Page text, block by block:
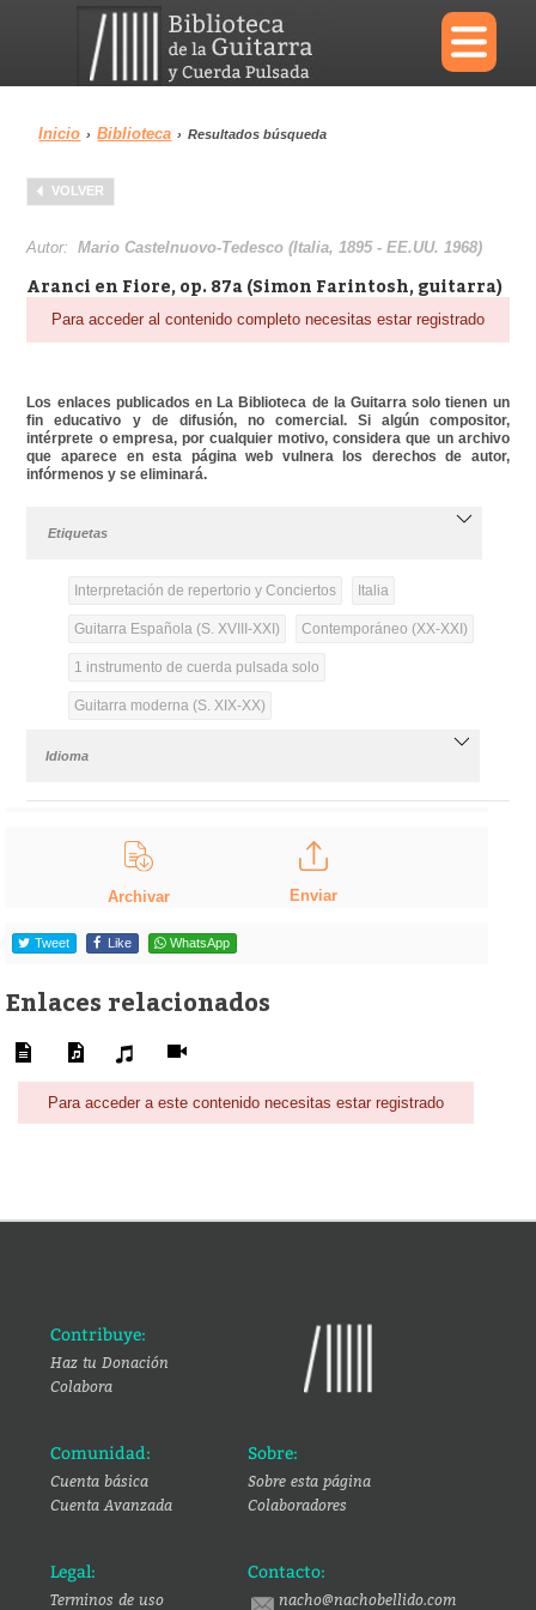
×
Menu
Biblioteca Diccionario
Inicio › Biblioteca › Resultados búsqueda
VOLVER
Autor:Mario Castelnuovo-Tedesco (Italia, 1895 - EE.UU. 1968)
Aranci en Fiore, op. 87a (Simon Farintosh, guitarra)
Para acceder al contenido completo necesitas estar registrado
Los enlaces publicados en La Biblioteca de la Guitarra solo tienen un
fin educativo y de difusión, no comercial. Si algún compositor,
intérprete o empresa, por cualquier motivo, considera que un archivo
que aparece en esta página web vulnera los derechos de autor,
infórmenos y se eliminará.
Etiquetas
Interpretación de repertorio y Conciertos Italia
Guitarra Española (S. XVIII-XXI) Contemporáneo (XX-XXI)
1 instrumento de cuerda pulsada solo
Guitarra moderna (S. XIX-XX)
Idioma
Archivar Enviar
Tweet Like WhatsApp
Enlaces relacionados
Para acceder a este contenido necesitas estar registrado
Contribuye:
Haz tu Donación
Colabora
Comunidad:
Cuenta básica
Cuenta Avanzada
Sobre:
Sobre esta página
Colaboradores
Legal:
Terminos de uso
Contacto:
nacho@nachobellido.com